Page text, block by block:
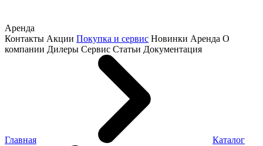
Аренда
Контакты Акции Покупка и сервис Новинки Аренда О
компании Дилеры Сервис Статьи Документация
Главная Каталог